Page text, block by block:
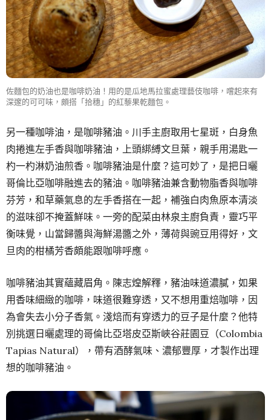
佐麵包的奶油也是咖啡奶油！用的是瓜地馬拉蜜處理藝伎咖啡，嚐起來有
深邃的可可味，頗搭「拾穗」的紅藜果乾麵包。
另一種咖啡油，是咖啡豬油。川手主廚取用七星斑，白身魚
肉捲進左手香與咖啡豬油，上頭綁縛文旦葉，親手用湯匙一
杓一杓淋奶油煎香。咖啡豬油是什麼？這可妙了，是把日曬
哥倫比亞咖啡融進去的豬油。咖啡豬油兼含動物脂香與咖啡
芬芳，和草藥氣息的左手香搭在一起，補強白肉魚原本清淡
的滋味卻不掩蓋鮮味。一旁的配菜由林泉主廚負責，靈巧平
衡味覺，山當歸醬與海鮮湯醬之外，薄荷與豌豆用得好，文
旦肉的柑橘芳香頗能跟咖啡呼應。
咖啡豬油其實蘊藏眉角。陳志煌解釋，豬油味道濃膩，如果
用香味細緻的咖啡，味道很難穿透，又不想用重焙咖啡，因
為會失去小分子香氣。淺焙而有穿透力的豆子是什麼？他特
別挑選日曬處理的哥倫比亞塔皮亞斯峽谷莊園豆（Colombia
Tapias Natural），帶有酒酵氣味、濃郁豐厚，才製作出理
想的咖啡豬油。